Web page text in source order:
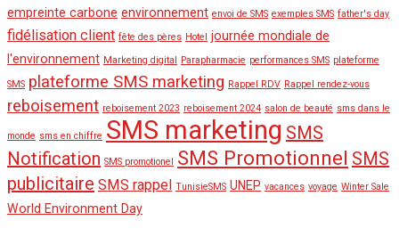
empreinte carbone environnement envoi de SMS exemples SMS father's day
fidélisation client fête des pères Hotel journée mondiale de
l'environnement Marketing digital Parapharmacie performances SMS plateforme
SMS plateforme SMS marketing Rappel RDV Rappel rendez-vous
reboisement reboisement 2023 reboisement 2024 salon de beauté sms dans le
monde sms en chiffre SMS marketing SMS
Notification SMS promotionel SMS Promotionnel SMS
publicitaire SMS rappel TunisieSMS UNEP vacances voyage Winter Sale
World Environment Day